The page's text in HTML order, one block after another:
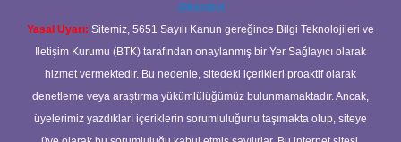
@karabul
Yasal Uyarı: Sitemiz, 5651 Sayılı Kanun gereğince Bilgi Teknolojileri ve
İletişim Kurumu (BTK) tarafından onaylanmış bir Yer Sağlayıcı olarak
hizmet vermektedir. Bu nedenle, sitedeki içerikleri proaktif olarak
denetleme veya araştırma yükümlülüğümüz bulunmamaktadır. Ancak,
üyelerimiz yazdıkları içeriklerin sorumluluğunu taşımakta olup, siteye